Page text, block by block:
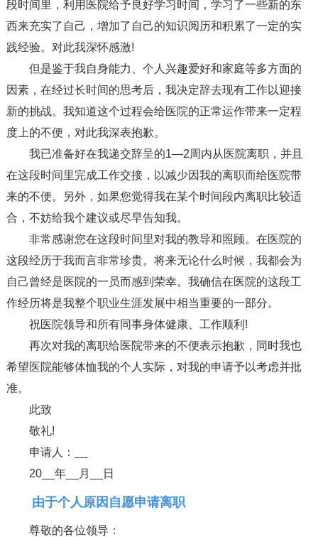
段时间里，利用医院给予良好学习时间，学习了一些新的东
西来充实了自己，增加了自己的知识阅历和积累了一定的实
践经验。对此我深怀感激!
但是鉴于我自身能力、个人兴趣爱好和家庭等多方面的
因素，在经过长时间的思考后，我决定辞去现有工作以迎接
新的挑战。我知道这个过程会给医院的正常运作带来一定程
度上的不便，对此我深表抱歉。
我已准备好在我递交辞呈的1—2周内从医院离职，并且
在这段时间里完成工作交接，以减少因我的离职而给医院带
来的不便。另外，如果您觉得我在某个时间段内离职比较适
合，不妨给我个建议或尽早告知我。
非常感谢您在这段时间里对我的教导和照顾。在医院的
这段经历于我而言非常珍贵。将来无论什么时候，我都会为
自己曾经是医院的一员而感到荣幸。我确信在医院的这段工
作经历将是我整个职业生涯发展中相当重要的一部分。
祝医院领导和所有同事身体健康、工作顺利!
再次对我的离职给医院带来的不便表示抱歉，同时我也
希望医院能够体恤我的个人实际，对我的申请予以考虑并批
准。
此致
敬礼!
申请人：__
20__年__月__日
由于个人原因自愿申请离职
尊敬的各位领导：